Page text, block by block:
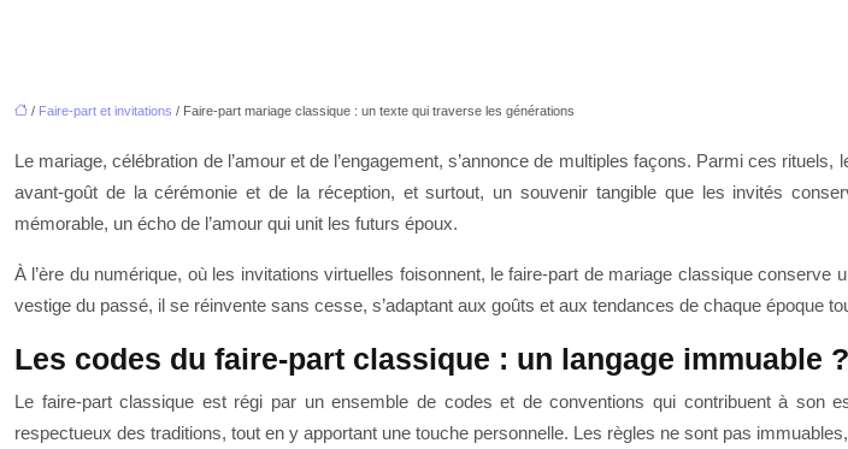
/ Faire-part et invitations / Faire-part mariage classique : un texte qui traverse les générations
Le mariage, célébration de l’amour et de l’engagement, s’annonce de multiples façons. Parmi ces
avant-goût de la cérémonie et de la réception, et surtout, un souvenir tangible que les invités
mémorable, un écho de l’amour qui unit les futurs époux.
À l’ère du numérique, où les invitations virtuelles foisonnent, le faire-part de mariage classique conserve
vestige du passé, il se réinvente sans cesse, s’adaptant aux goûts et aux tendances de chaque époque
Les codes du faire-part classique : un langage immuable ?
Le faire-part classique est régi par un ensemble de codes et de conventions qui contribuent à son
respectueux des traditions, tout en y apportant une touche personnelle. Les règles ne sont pas